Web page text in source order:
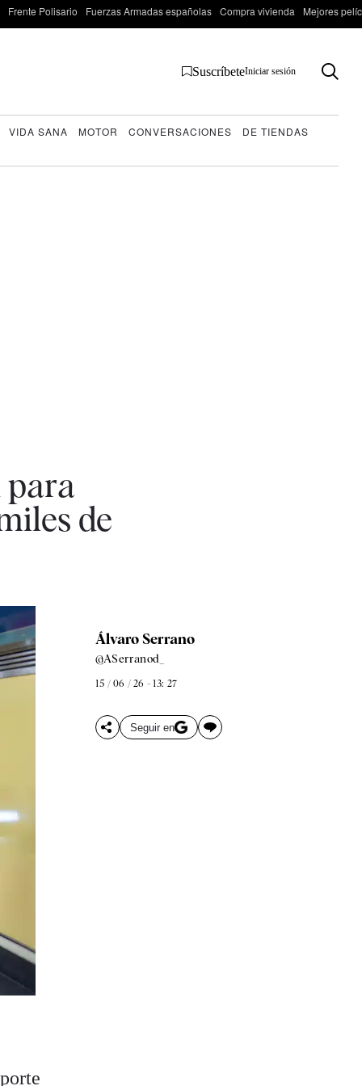
Frente Polisario Fuerzas Armadas españolas Compra vivienda Mejores
SuscríbeteIniciar sesión
VIDA SANA MOTOR CONVERSACIONES
DE TIENDAS
para
de
Álvaro Serrano
@ASerranod_
15 / 06 / 26 - 13: 27
Seguir en